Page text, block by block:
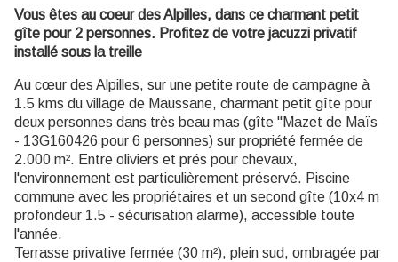
Vous êtes au coeur des Alpilles, dans ce charmant petit
gîte pour 2 personnes. Profitez de votre jacuzzi privatif
installé sous la treille
Au cœur des Alpilles, sur une petite route de campagne à
1.5 kms du village de Maussane, charmant petit gîte pour
deux personnes dans très beau mas (gîte "Mazet de Maïs
- 13G160426 pour 6 personnes) sur propriété fermée de
2.000 m². Entre oliviers et prés pour chevaux,
l'environnement est particulièrement préservé. Piscine
commune avec les propriétaires et un second gîte (10x4 m
profondeur 1.5 - sécurisation alarme), accessible toute
l'année.
Terrasse privative fermée (30 m²), plein sud, ombragée par